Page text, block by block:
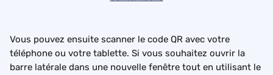
Vous pouvez ensuite scanner le code QR avec votre
téléphone ou votre tablette. Si vous souhaitez ouvrir la
barre latérale dans une nouvelle fenêtre tout en utilisant le